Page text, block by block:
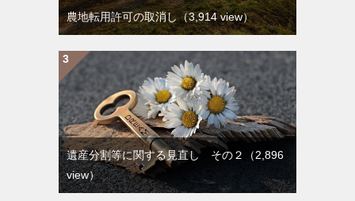
農地転用許可の取消し（3,914 view）
遺産分割等に関する見直し その２
（2,896
view）